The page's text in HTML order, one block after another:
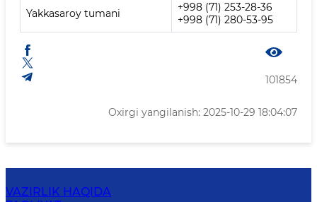
Yakkasaroy tumani
+998 (71) 253-28-36
+998 (71) 280-53-95
101854
Oxirgi yangilanish: 2025-10-29 18:04:07
VAZIRLIK HAQIDA